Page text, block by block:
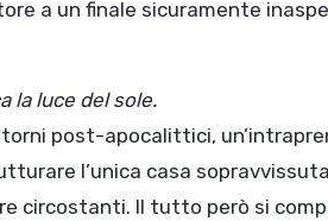
a un finale sicuramente
la luce del sole.
post-apocalittici,
l’unica casa sopravvissuta
circostanti. Il tutto però si